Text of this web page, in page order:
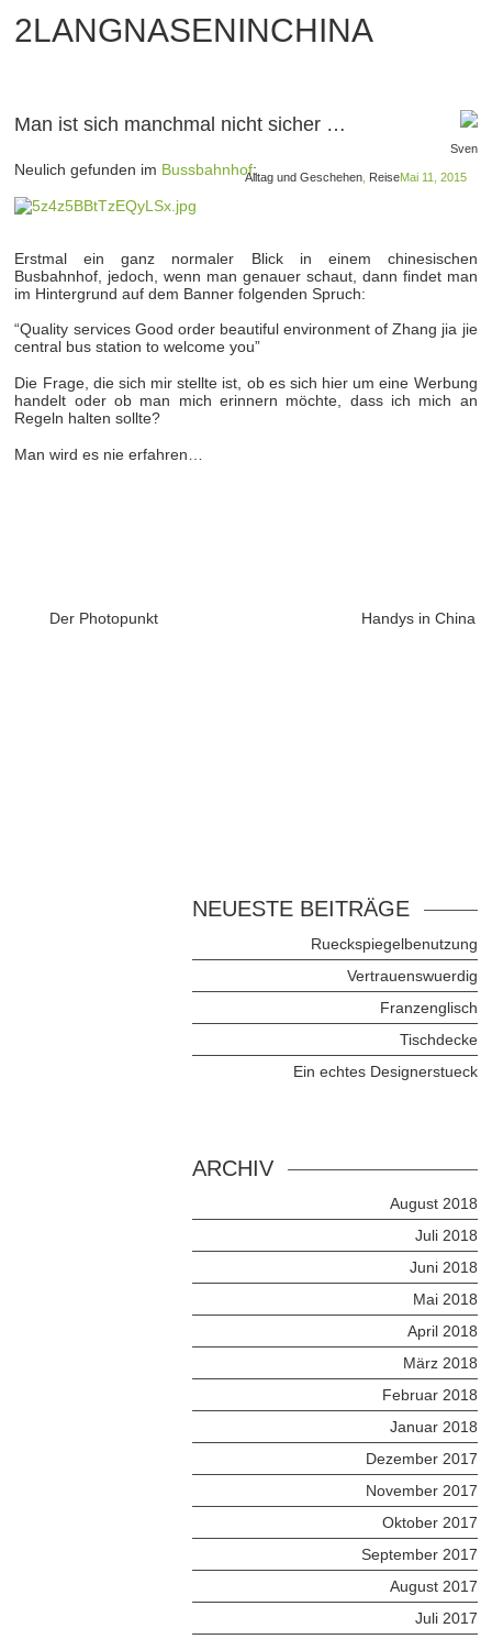
2LANGNASENINCHINA
Man ist sich manchmal nicht sicher …
Sven
Mai 11, 2015
Alltag und Geschehen, Reise
Neulich gefunden im Bussbahnhof:
Erstmal ein ganz normaler Blick in einem chinesischen
Busbahnhof, jedoch, wenn man genauer schaut, dann findet man
im Hintergrund auf dem Banner folgenden Spruch:
“Quality services Good order beautiful environment of Zhang jia jie
central bus station to welcome you”
Die Frage, die sich mir stellte ist, ob es sich hier um eine Werbung
handelt oder ob man mich erinnern möchte, dass ich mich an
Regeln halten sollte?
Man wird es nie erfahren…
Der Photopunkt Handys in China
NEUESTE BEITRÄGE
Rueckspiegelbenutzung
Vertrauenswuerdig
Franzenglisch
Tischdecke
Ein echtes Designerstueck
ARCHIV
August 2018
Juli 2018
Juni 2018
Mai 2018
April 2018
März 2018
Februar 2018
Januar 2018
Dezember 2017
November 2017
Oktober 2017
September 2017
August 2017
Juli 2017